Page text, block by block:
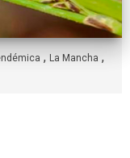
, La Mancha ,